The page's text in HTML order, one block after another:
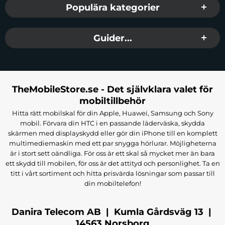
Populära kategorier
Guider...
TheMobileStore.se - Det självklara valet för
mobiltillbehör
Hitta rätt mobilskal för din Apple, Huawei, Samsung och Sony
mobil. Förvara din HTC i en passande läderväska, skydda
skärmen med displayskydd eller gör din iPhone till en komplett
multimediemaskin med ett par snygga hörlurar. Möjligheterna
är i stort sett oändliga. För oss är ett skal så mycket mer än bara
ett skydd till mobilen, för oss är det attityd och personlighet. Ta en
titt i vårt sortiment och hitta prisvärda lösningar som passar till
din mobiltelefon!
Danira Telecom AB | Kumla Gårdsväg 13 |